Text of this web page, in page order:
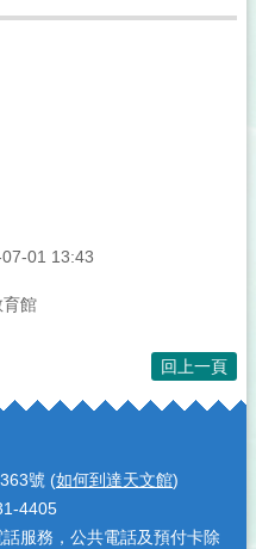
01 13:43
育館
回上一頁
號 (如何到達天文館)
4405
服務，公共電話及預付卡除